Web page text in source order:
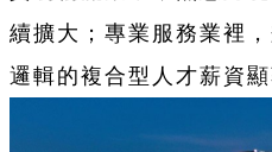
續擴大；專業服務業裡
邏輯的複合型人才薪資顯